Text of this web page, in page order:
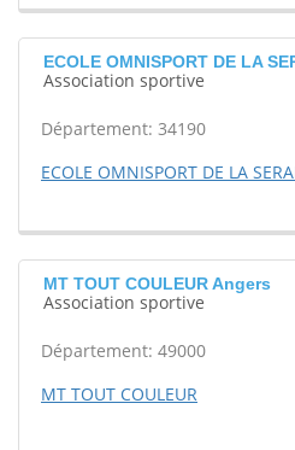
ECOLE OMNISPORT DE LA
Association sportive
Département: 34190
ECOLE OMNISPORT DE LA
MT TOUT COULEUR Angers
Association sportive
Département: 49000
MT TOUT COULEUR